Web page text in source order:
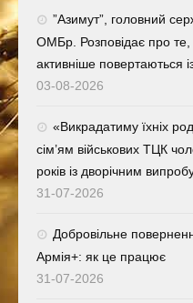
⁨”Азимут”, головний
ОМБр. Розповідає про
активніше повертаються
03-08-2026
«Викрадатиму їхніх
сім’ям військових ТЦК
років із дворічним
31-07-2026
Добровільне
Армія+: як це працює
31-07-2026